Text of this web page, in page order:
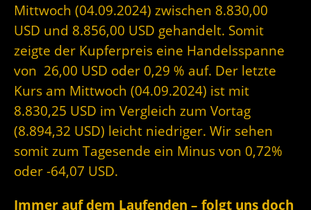
Mittwoch (04.09.2024) zwischen 8.830,00
USD und 8.856,00 USD gehandelt. Somit
zeigte der Kupferpreis eine Handelsspanne
von 26,00 USD oder 0,29 % auf. Der letzte
Kurs am Mittwoch (04.09.2024) ist mit
8.830,25 USD im Vergleich zum Vortag
(8.894,32 USD) leicht niedriger. Wir sehen
somit zum Tagesende ein Minus von 0,72%
oder -64,07 USD.
Immer auf dem Laufenden – folgt uns doch